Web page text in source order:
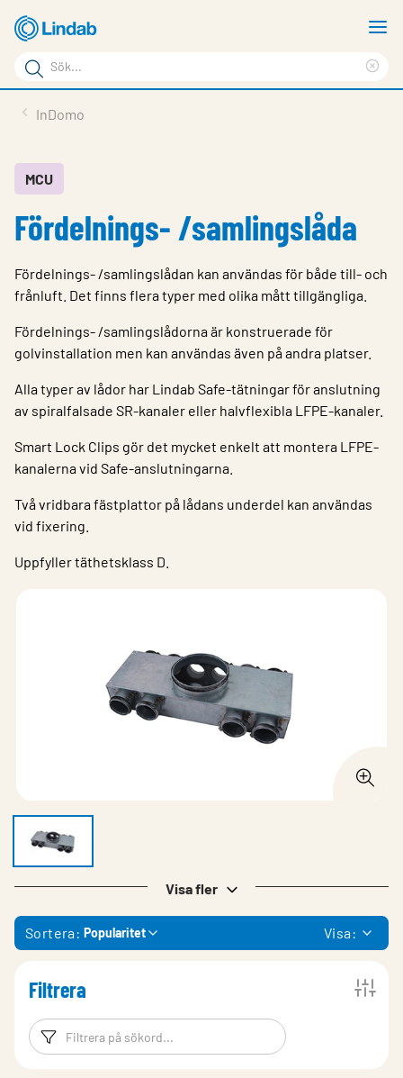
Hoppa
till
huvudinnehållet
Sökord
Sök
på
Service & Support
Hållbarhet
Kontakt
Logga in
InDomo
MCU
Fördelnings- /samlingslåda
Fördelnings- /samlingslådan kan användas för både till- och
frånluft. Det finns flera typer med olika mått tillgängliga.
Fördelnings- /samlingslådorna är konstruerade för
golvinstallation men kan användas även på andra platser.
Alla typer av lådor har Lindab Safe-tätningar för anslutning
av spiralfalsade SR-kanaler eller halvflexibla LFPE-kanaler.
Smart Lock Clips gör det mycket enkelt att montera LFPE-
kanalerna vid Safe-anslutningarna.
Två vridbara fästplattor på lådans underdel kan användas
vid fixering.
Uppfyller täthetsklass D.
Visa fler
Sortera: Popularitet Visa:
Filtrera
Filtreringsord Filtrera